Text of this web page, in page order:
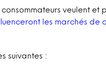
veulent et
les marchés de
suivantes :